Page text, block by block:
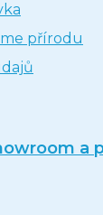
přírodu
a